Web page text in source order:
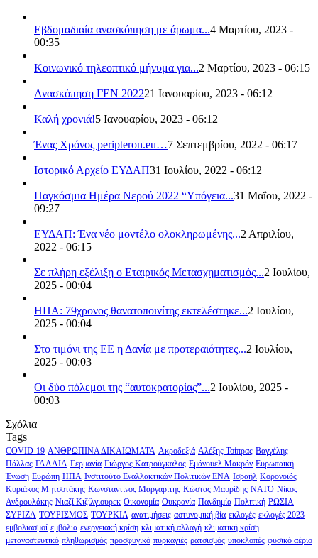
Εβδομαδιαία ανασκόπηση με άρωμα...4 Μαρτίου, 2023 -
00:35
Κοινωνικό τηλεοπτικό μήνυμα για...2 Μαρτίου, 2023 - 06:15
Ανασκόπηση ΓΕΝ 202221 Ιανουαρίου, 2023 - 06:12
Καλή χρονιά!5 Ιανουαρίου, 2023 - 06:12
Ένας Χρόνος peripteron.eu…7 Σεπτεμβρίου, 2022 - 06:17
Ιστορικό Αρχείο ΕΥΔΑΠ31 Ιουλίου, 2022 - 06:12
Παγκόσμια Ημέρα Νερού 2022 “Υπόγεια...31 Μαΐου, 2022 -
09:27
ΕΥΔΑΠ: Ένα νέο μοντέλο ολοκληρωμένης...2 Απριλίου,
2022 - 06:15
Σε πλήρη εξέλιξη ο Εταιρικός Μετασχηματισμός...2 Ιουλίου,
2025 - 00:04
ΗΠΑ: 79χρονος θανατοποινίτης εκτελέστηκε...2 Ιουλίου,
2025 - 00:04
Στο τιμόνι της ΕΕ η Δανία με προτεραιότητες...2 Ιουλίου,
2025 - 00:03
Οι δύο πόλεμοι της “αυτοκρατορίας”...2 Ιουλίου, 2025 -
00:03
Σχόλια
Tags
COVID-19 ΑΝΘΡΩΠΙΝΑ ΔΙΚΑΙΩΜΑΤΑ Ακροδεξιά Αλέξης Τσίπρας Βαγγέλης
Πάλλας ΓΑΛΛΙΑ Γερμανία Γιώργος Κατρούγκαλος Εμάνουελ Μακρόν Ευρωπαϊκή
Ένωση Ευρώπη ΗΠΑ Ινστιτούτο Εναλλακτικών Πολιτικών ΕΝΑ Ισραήλ Κορονοϊός
Κυριάκος Μητσοτάκης Κωνσταντίνος Μαργαρίτης Κώστας Μαυρίδης ΝΑΤΟ Νίκος
Ανδρουλάκης Νιαζί Κιζίλγιουρεκ Οικονομία Ουκρανία Πανδημία Πολιτική ΡΩΣΙΑ
ΣΥΡΙΖΑ ΤΟΥΡΙΣΜΟΣ ΤΟΥΡΚΙΑ ανατιμήσεις αστυνομική βία εκλογές εκλογές 2023
εμβολιασμοί εμβόλια ενεργειακή κρίση κλιματική αλλαγή κλιματική κρίση
μεταναστευτικό πληθωρισμός προσφυγικό πυρκαγιές ρατσισμός υποκλοπές φυσικό αέριο